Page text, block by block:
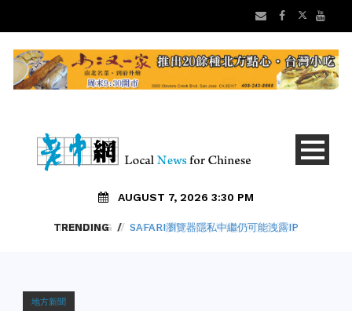
AUGUST 7, 2026 3:30 PM
TRENDING / SAFARI瀏覽器隱私中繼仍可能洩露IP
地方新聞